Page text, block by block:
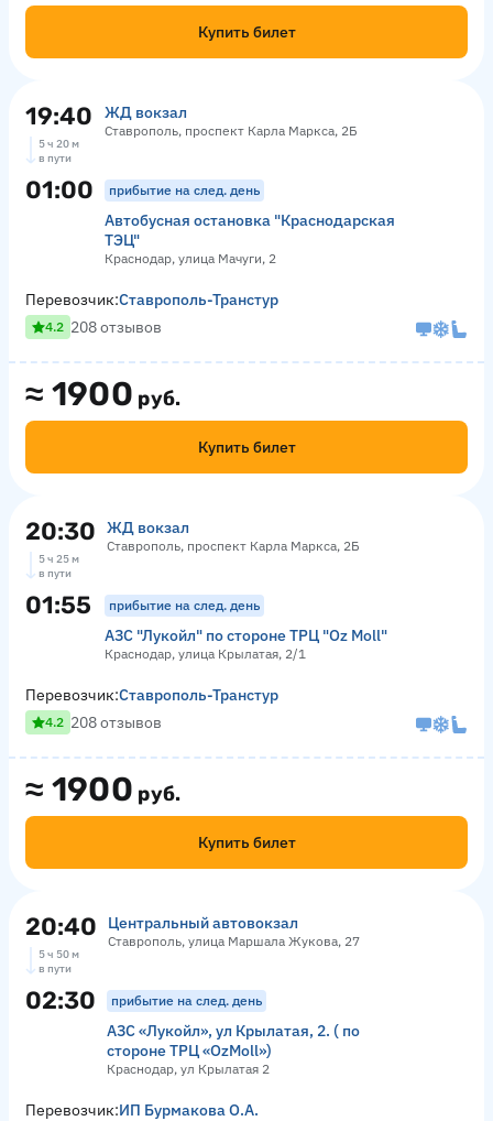
Купить билет
19:40 ЖД вокзал
Ставрополь, проспект Карла Маркса, 2Б
5 ч 20 м
в пути
01:00 прибытие на след. день
Автобусная остановка "Краснодарская
ТЭЦ"
Краснодар, улица Мачуги, 2
≈ 1900 руб.
Купить билет
Перевозчик:Ставрополь-Транстур
4.2 208 отзывов
20:30 ЖД вокзал
Ставрополь, проспект Карла Маркса, 2Б
5 ч 25 м
в пути
01:55 прибытие на след. день
АЗС "Лукойл" по стороне ТРЦ "Оz Moll"
Краснодар, улица Крылатая, 2/1
≈ 1900 руб.
Купить билет
Перевозчик:Ставрополь-Транстур
4.2 208 отзывов
20:40 Центральный автовокзал
Ставрополь, улица Маршала Жукова, 27
5 ч 50 м
в пути
02:30 прибытие на след. день
АЗС «Лукойл», ул Крылатая, 2. ( по
стороне ТРЦ «OzMoll»)
Краснодар, ул Крылатая 2
Перевозчик:ИП Бурмакова О.А.